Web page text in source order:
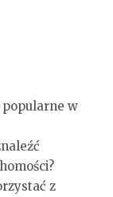
popularne w
z